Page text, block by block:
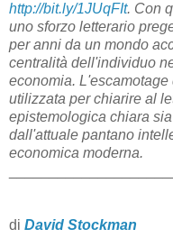
http://bit.ly/1JUqFIt. Con
uno sforzo letterario
per anni da un mondo
centralità dell'individuo
economia.
utilizzata per chiarire al
epistemologica chiara
dall'attuale pantano
economica moderna.
di David Stockman